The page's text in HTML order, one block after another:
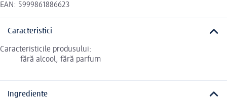
EAN: 5999861886623
Caracteristici
Caracteristicile produsului:
fără alcool, fără parfum
Ingrediente